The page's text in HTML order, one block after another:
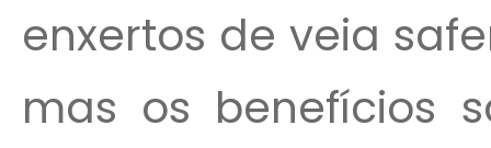
enxertos de veia
mas os benefícios